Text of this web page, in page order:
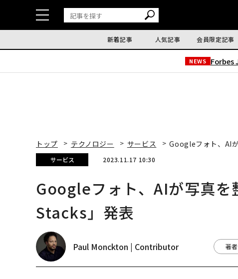
新着記事 人気記事 会員限定記事
NEWS Forbes
トップ テクノロジー サービス Googleフォト、AI
サービス 2023.11.17 10:30
Googleフォト、AIが写真
Stacks」発表
Paul Monckton | Contributor 著